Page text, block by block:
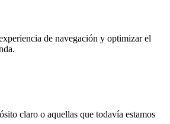
de navegación y optimizar el
claro o aquellas que todavía estamos